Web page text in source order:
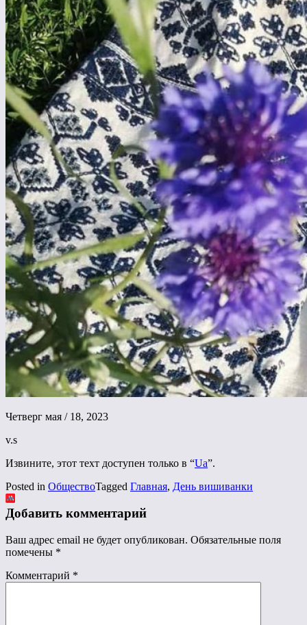
Четверг мая / 18, 2023
v.s
Извините, этот техт доступен только в “Ua”.
Posted in ОбществоTagged Главная, День вишиванки
Добавить комментарий
Ваш адрес email не будет опубликован. Обязательные поля
помечены *
Комментарий *